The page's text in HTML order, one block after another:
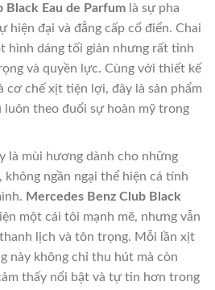
Black Eau de Parfumlà sự pha
hiện đại và đẳng cấp cổ điển. Chai
hình dáng tối giản nhưng rất tinh
và quyền lực. Cùng với thiết kế
cơ chế xịt tiện lợi, đây là sản phẩm
theo đuổi sự hoàn mỹ trong
là mùi hương dành cho những
ngần ngại thể hiện cá tính
Mercedes Benz Club Black
một cái tôi mạnh mẽ, nhưng vẫn
lịch và tôn trọng. Mỗi lần xịt
này không chỉ thu hút mà còn
thấy nổi bật và tự tin hơn trong